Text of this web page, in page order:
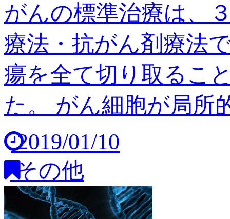
がんの標準治療は、
療法・抗がん剤療法
瘍を全て切り取るこ
た。 がん細胞が局所
2019/01/10
その他